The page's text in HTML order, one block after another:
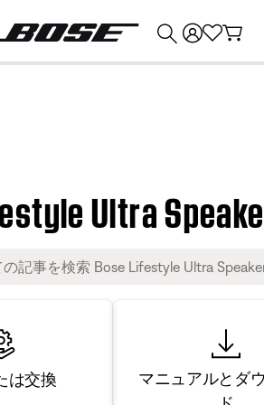
Ultra
は交換
マニュアルとダ